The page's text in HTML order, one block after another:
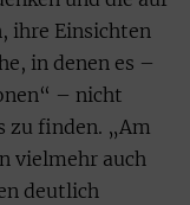
ihre Einsichten
in denen es –
– nicht
zu finden. „Am
vielmehr auch
deutlich